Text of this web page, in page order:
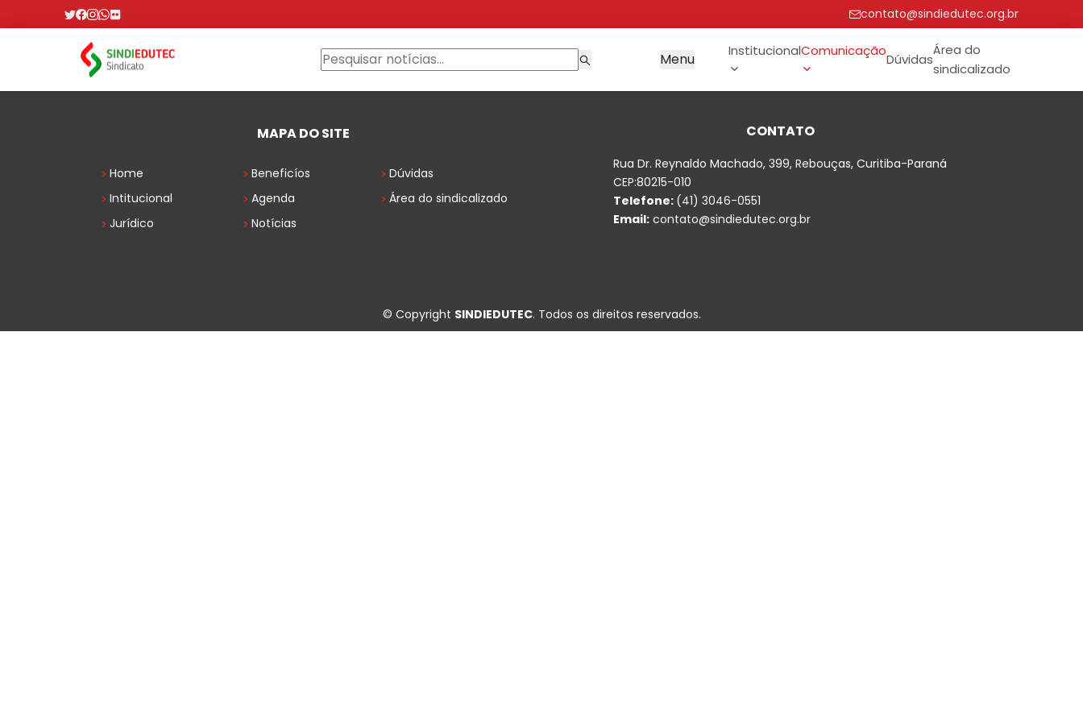
contato@sindiedutec.org.br
Menu InstitucionalComunicação
Dúvidas
Área do
sindicalizado
MAPA DO SITE
Home
Intitucional
Jurídico
Beneficíos
Agenda
Notícias
Dúvidas
Área do sindicalizado
CONTATO
Rua Dr. Reynaldo Machado, 399, Rebouças, Curitiba-Paraná
CEP:80215-010
Telefone: (41) 3046-0551
Email: contato@sindiedutec.org.br
© Copyright SINDIEDUTEC. Todos os direitos reservados.